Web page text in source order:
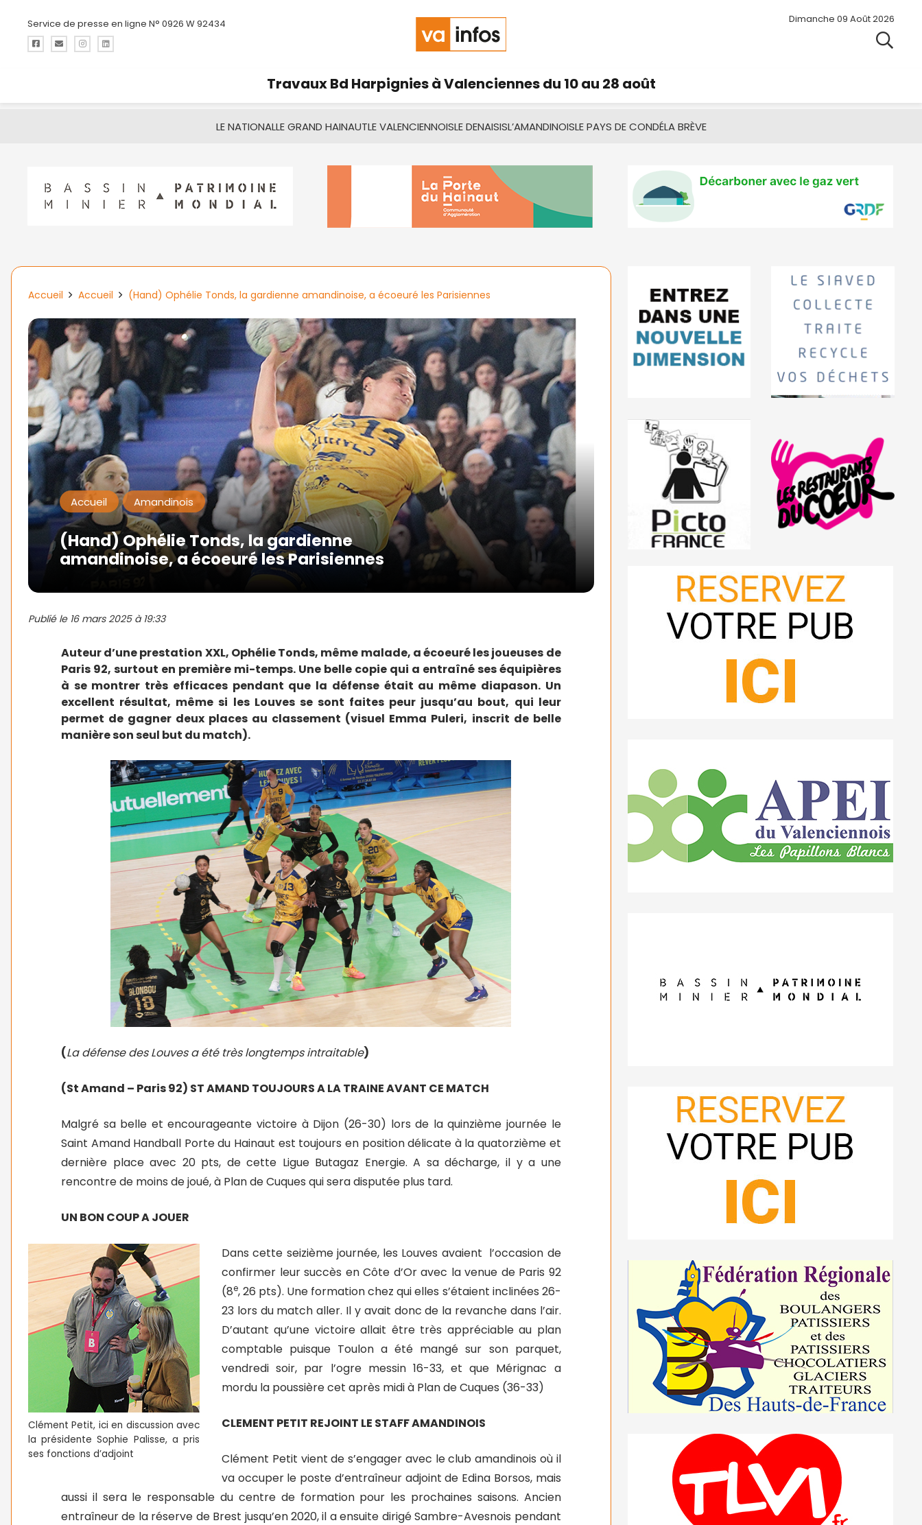
Service de presse en ligne N° 0926 W 92434 Dimanche 09 Août 2026
Travaux Bd Harpignies à Valenciennes du 10 au 28 août
LE NATIONALLE GRAND HAINAUTLE VALENCIENNOISLE DENAISISL’AMANDINOISLE PAYS DE CONDÉLA BRÈVE
Accueil Accueil (Hand) Ophélie Tonds, la gardienne amandinoise, a écoeuré les Parisiennes
Accueil Amandinois
(Hand) Ophélie Tonds, la gardienne
amandinoise, a écoeuré les Parisiennes
Publié le 16 mars 2025 à 19:33
Auteur d’une prestation XXL, Ophélie Tonds, même malade, a écoeuré les joueuses de
Paris 92, surtout en première mi-temps. Une belle copie qui a entraîné ses équipières
à se montrer très efficaces pendant que la défense était au même diapason. Un
excellent résultat, même si les Louves se sont faites peur jusqu’au bout, qui leur
permet de gagner deux places au classement (visuel Emma Puleri, inscrit de belle
manière son seul but du match).
(La défense des Louves a été très longtemps intraitable)
(St Amand – Paris 92) ST AMAND TOUJOURS A LA TRAINE AVANT CE MATCH
Malgré sa belle et encourageante victoire à Dijon (26-30) lors de la quinzième journée le
Saint Amand Handball Porte du Hainaut est toujours en position délicate à la quatorzième et
dernière place avec 20 pts, de cette Ligue Butagaz Energie. A sa décharge, il y a une
rencontre de moins de joué, à Plan de Cuques qui sera disputée plus tard.
UN BON COUP A JOUER
Clément Petit, ici en discussion avec
la présidente Sophie Palisse, a pris
ses fonctions d’adjoint
Dans cette seizième journée, les Louves avaient l’occasion de
confirmer leur succès en Côte d’Or avec la venue de Paris 92
(8e, 26 pts). Une formation chez qui elles s’étaient inclinées 26-
23 lors du match aller. Il y avait donc de la revanche dans l’air.
D’autant qu’une victoire allait être très appréciable au plan
comptable puisque Toulon a été mangé sur son parquet,
vendredi soir, par l’ogre messin 16-33, et que Mérignac a
mordu la poussière cet après midi à Plan de Cuques (36-33)
CLEMENT PETIT REJOINT LE STAFF AMANDINOIS
Clément Petit vient de s’engager avec le club amandinois où il
va occuper le poste d’entraîneur adjoint de Edina Borsos, mais
aussi il sera le responsable du centre de formation pour les prochaines saisons. Ancien
entraîneur de la réserve de Brest jusqu’en 2020, il a ensuite dirigé Sambre-Avesnois pendant